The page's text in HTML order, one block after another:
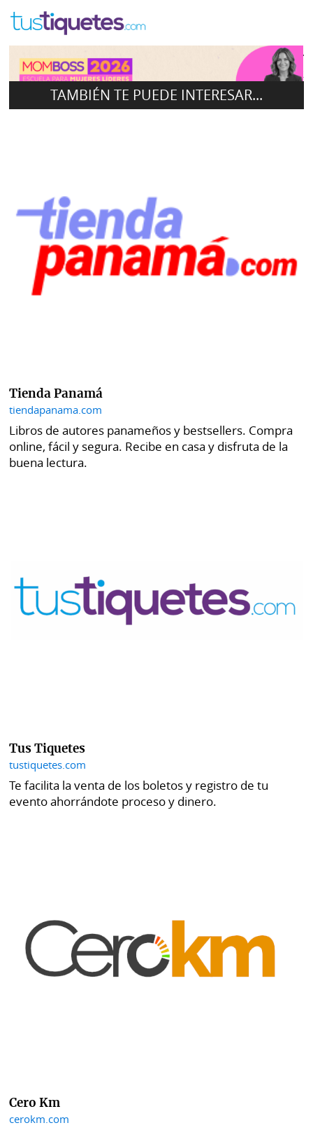
MOMBOSS 2026
2026-09-30
TAMBIÉN TE PUEDE INTERESAR...
Tienda Panamá
tiendapanama.com
Libros de autores panameños y bestsellers. Compra
online, fácil y segura. Recibe en casa y disfruta de la
buena lectura.
Tus Tiquetes
tustiquetes.com
Te facilita la venta de los boletos y registro de tu
evento ahorrándote proceso y dinero.
Cero Km
cerokm.com